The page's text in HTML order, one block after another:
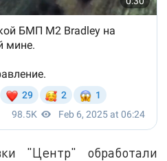
"Центр" обработали